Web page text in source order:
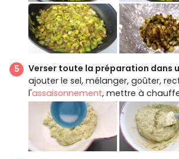
Verser toute la préparation dans
ajouter le sel, mélanger, goûter,
l'assaisonnement, mettre à